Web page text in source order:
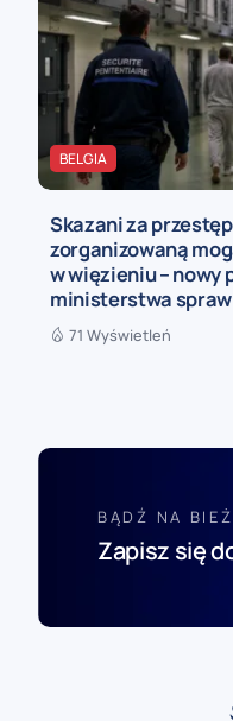
BELGIA
Skazani za
zorganizowaną
w więzieniu – nowy
ministerstwa
71 Wyświetleń
BĄDŹ NA
Zapisz się